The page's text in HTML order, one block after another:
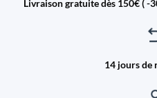
Livraison gratuite dès 150€ ( -
14 jours de